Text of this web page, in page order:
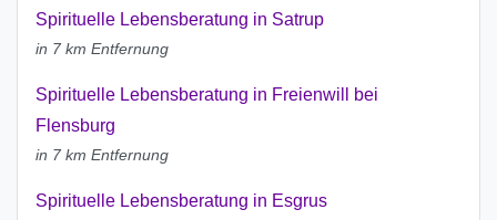
Spirituelle Lebensberatung in Satrup
in 7 km Entfernung
Spirituelle Lebensberatung in Freienwill bei
Flensburg
in 7 km Entfernung
Spirituelle Lebensberatung in Esgrus